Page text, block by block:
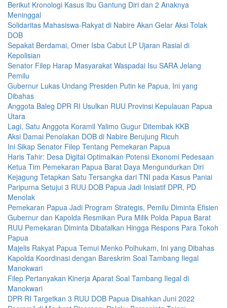
Berikut Kronologi Kasus Ibu Gantung Diri dan 2 Anaknya
Meninggal
Solidaritas Mahasiswa-Rakyat di Nabire Akan Gelar Aksi Tolak
DOB
Sepakat Berdamai, Omer Isba Cabut LP Ujaran Rasial di
Kepolisian
Senator Filep Harap Masyarakat Waspadai Isu SARA Jelang
Pemilu
Gubernur Lukas Undang Presiden Putin ke Papua, Ini yang
Dibahas
Anggota Baleg DPR RI Usulkan RUU Provinsi Kepulauan Papua
Utara
Lagi, Satu Anggota Koramil Yalimo Gugur Ditembak KKB
Aksi Damai Penolakan DOB di Nabire Berujung Ricuh
Ini Sikap Senator Filep Tentang Pemekaran Papua
Haris Tahir: Desa Digital Optimalkan Potensi Ekonomi Pedesaan
Ketua Tim Pemekaran Papua Barat Daya Mengundurkan Diri
Kejagung Tetapkan Satu Tersangka dari TNI pada Kasus Paniai
Paripurna Setujui 3 RUU DOB Papua Jadi Inisiatif DPR, PD
Menolak
Pemekaran Papua Jadi Program Strategis, Pemilu Diminta Efisien
Gubernur dan Kapolda Resmikan Pura Milik Polda Papua Barat
RUU Pemekaran Diminta Dibatalkan Hingga Respons Para Tokoh
Papua
Majelis Rakyat Papua Temui Menko Polhukam, Ini yang Dibahas
Kapolda Koordinasi dengan Bareskrim Soal Tambang Ilegal
Manokwari
Filep Pertanyakan Kinerja Aparat Soal Tambang Ilegal di
Manokwari
DPR RI Targetkan 3 RUU DOB Papua Disahkan Juni 2022